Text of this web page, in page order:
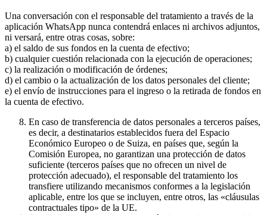
Una conversación con el responsable del tratamiento a través de la
aplicación WhatsApp nunca contendrá enlaces ni archivos adjuntos,
ni versará, entre otras cosas, sobre:
a) el saldo de sus fondos en la cuenta de efectivo;
b) cualquier cuestión relacionada con la ejecución de operaciones;
c) la realización o modificación de órdenes;
d) el cambio o la actualización de los datos personales del cliente;
e) el envío de instrucciones para el ingreso o la retirada de fondos en
la cuenta de efectivo.
En caso de transferencia de datos personales a terceros países,
es decir, a destinatarios establecidos fuera del Espacio
Económico Europeo o de Suiza, en países que, según la
Comisión Europea, no garantizan una protección de datos
suficiente (terceros países que no ofrecen un nivel de
protección adecuado), el responsable del tratamiento los
transfiere utilizando mecanismos conformes a la legislación
aplicable, entre los que se incluyen, entre otros, las «cláusulas
contractuales tipo» de la UE.